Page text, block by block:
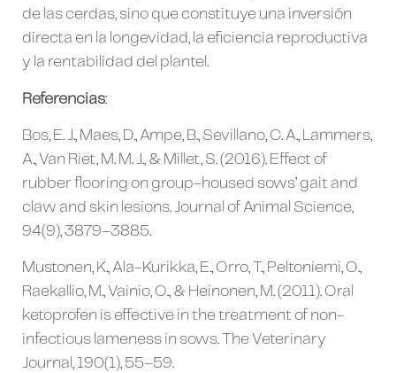
de las cerdas, sino que constituye una inversión
directa en la longevidad, la eficiencia reproductiva
y la rentabilidad del plantel.
Referencias:
Bos, E. J., Maes, D., Ampe, B., Sevillano, C. A., Lammers,
A., Van Riet, M. M. J., & Millet, S. (2016). Effect of
rubber flooring on group-housed sows’ gait and
claw and skin lesions. Journal of Animal Science,
94(9), 3879–3885.
Mustonen, K., Ala-Kurikka, E., Orro, T., Peltoniemi, O.,
Raekallio, M., Vainio, O., & Heinonen, M. (2011). Oral
ketoprofen is effective in the treatment of non-
infectious lameness in sows. The Veterinary
Journal, 190(1), 55–59.